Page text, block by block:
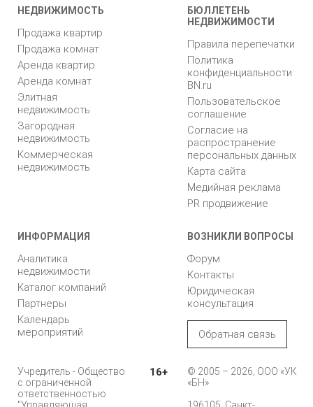
НЕДВИЖИМОСТЬ
Продажа квартир
Продажа комнат
Аренда квартир
Аренда комнат
Элитная
недвижимость
Загородная
недвижимость
Коммерческая
недвижимость
БЮЛЛЕТЕНЬ
НЕДВИЖИМОСТИ
Правила перепечатки
Политика
конфиденциальности
BN.ru
Пользовательское
соглашение
Согласие на
распространение
персональных данных
Карта сайта
Медийная реклама
PR продвижение
ИНФОРМАЦИЯ
Аналитика
недвижимости
Каталог компаний
Партнеры
Календарь
мероприятий
ВОЗНИКЛИ ВОПРОСЫ
Форум
Контакты
Юридическая
консультация
Обратная связь
Учредитель - Общество
с ограниченной
ответственностью
"Управляющая
16+
© 2005 – 2026, ООО «УК
«БН»
196105, Санкт-